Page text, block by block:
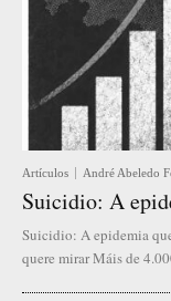
Artículos André Abeledo
Suicidio: A
Suicidio: A epidemia
quere mirar Máis de